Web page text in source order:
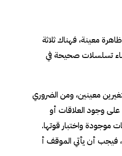
معينة، فهناك ثلاثة
تسلسلات صحيحة في
معينين، ومن الضروري
على وجود العلاقات أو
موجودة واختبار قوتها.
فيجب أن يأتي الموقف أ